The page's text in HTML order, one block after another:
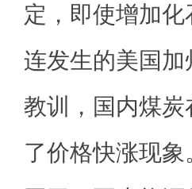
定，即使增加
连发生的美国
教训，国内煤
了价格快涨现